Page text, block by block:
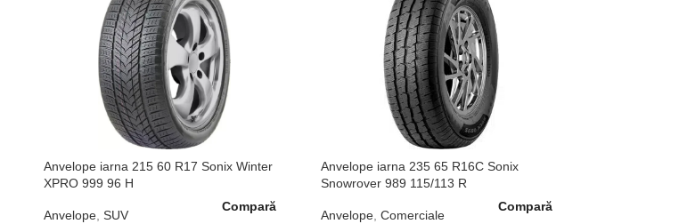
Anvelope iarna 215 60 R17 Sonix Winter
XPRO 999 96 H
Anvelope SUV
Compară
Anvelope iarna 235 65 R16C Sonix
Snowrover 989 115/113 R
Anvelope, Comerciale
Compară